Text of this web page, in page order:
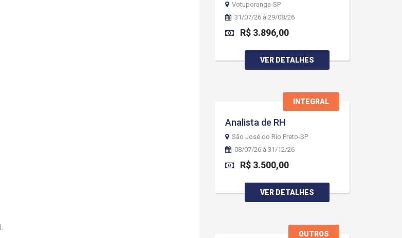
Votuporanga-SP
31/07/26 à 29/08/26
R$ 3.896,00
VER DETALHES
INTEGRAL
Analista de RH
São José do Rio Preto-SP
08/07/26 à 31/12/26
R$ 3.500,00
VER DETALHES
OUTROS